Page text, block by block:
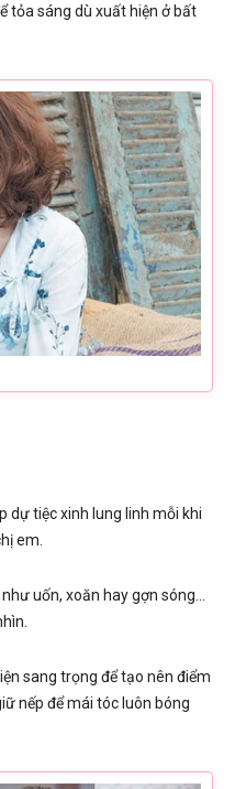
tỏa sáng dù xuất hiện ở bất
dự tiệc xinh lung linh mỗi khi
em.
uốn, xoăn hay gợn sóng…
sang trọng để tạo nên điểm
nếp để mái tóc luôn bóng